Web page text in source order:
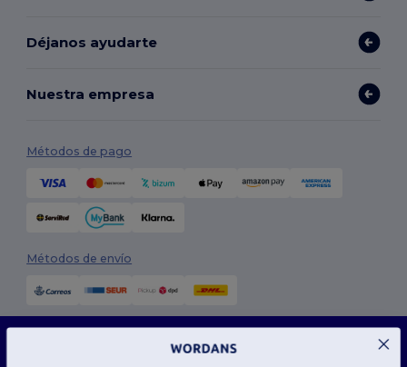
Déjanos ayudarte
Nuestra empresa
Métodos de pago
Métodos de envío
Nuestro sitio web utiliza cookies propias y de terceros para mejorar la funcionalidad